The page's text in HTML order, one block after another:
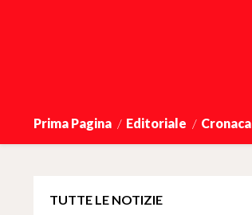
Prima Pagina Editoriale Cronaca
TUTTE LE NOTIZIE